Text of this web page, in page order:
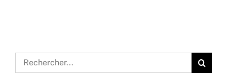
Rechercher: